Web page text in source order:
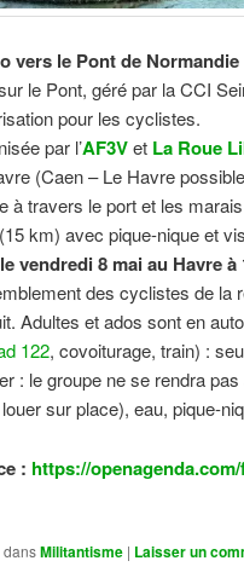
vers le Pont de
le Pont, géré par la CCI
pour les cyclistes.
par l’AF3Vet La Roue
(Caen – Le Havre
à travers le port et les
km) avec pique-nique et
vendredi 8 mai au Havre à
des cyclistes de la
Adultes et ados sont en
122, covoiturage, train) :
: le groupe ne se rendra
sur place), eau, pique-
: https://
dansMilitantisme | Laisser un